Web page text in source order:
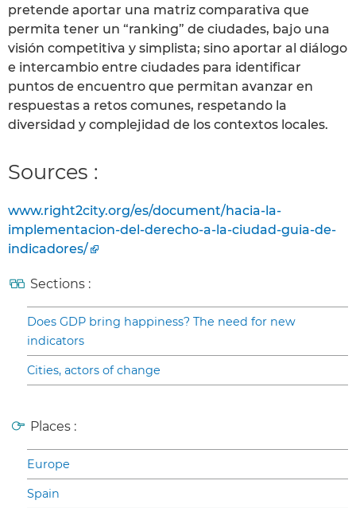
pretende aportar una matriz comparativa que
permita tener un “ranking” de ciudades, bajo una
visión competitiva y simplista; sino aportar al diálogo
e intercambio entre ciudades para identificar
puntos de encuentro que permitan avanzar en
respuestas a retos comunes, respetando la
diversidad y complejidad de los contextos locales.
Sources :
www.right2city.org/es/document/hacia-la-
implementacion-del-derecho-a-la-ciudad-guia-de-
indicadores/
Sections :
Does GDP bring happiness? The need for new
indicators
Cities, actors of change
Places :
Europe
Spain